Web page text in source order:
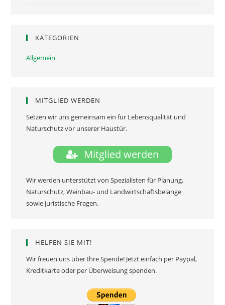
KATEGORIEN
Allgemein
MITGLIED WERDEN
Setzen wir uns gemeinsam ein für Lebensqualität und
Naturschutz vor unserer Haustür.
Mitglied werden
Wir werden unterstützt von Spezialisten für Planung,
Naturschutz, Weinbau- und Landwirtschaftsbelange
sowie juristische Fragen.
HELFEN SIE MIT!
Wir freuen uns über Ihre Spende! Jetzt einfach per Paypal,
Kreditkarte oder per Überweisung spenden.